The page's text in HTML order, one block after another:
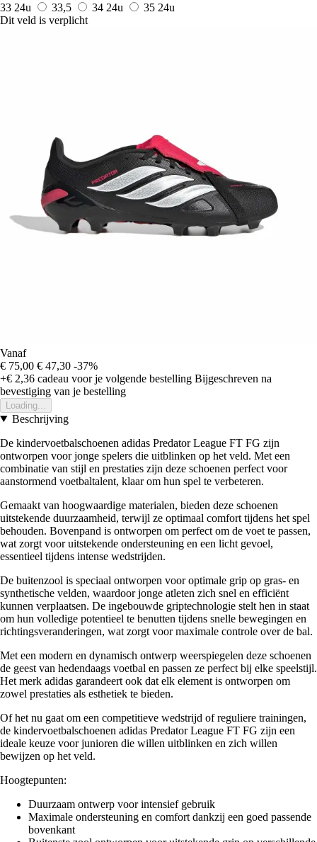
33 24u 33,5 34 24u 35 24u
Dit veld is verplicht
Vanaf
€ 75,00 € 47,30 -37%
+€ 2,36 cadeau voor je volgende bestelling Bijgeschreven na
bevestiging van je bestelling
Loading...
Beschrijving
De kindervoetbalschoenen adidas Predator League FT FG zijn
ontworpen voor jonge spelers die uitblinken op het veld. Met een
combinatie van stijl en prestaties zijn deze schoenen perfect voor
aanstormend voetbaltalent, klaar om hun spel te verbeteren.
Gemaakt van hoogwaardige materialen, bieden deze schoenen
uitstekende duurzaamheid, terwijl ze optimaal comfort tijdens het spel
behouden. Bovenpand is ontworpen om perfect om de voet te passen,
wat zorgt voor uitstekende ondersteuning en een licht gevoel,
essentieel tijdens intense wedstrijden.
De buitenzool is speciaal ontworpen voor optimale grip op gras- en
synthetische velden, waardoor jonge atleten zich snel en efficiënt
kunnen verplaatsen. De ingebouwde griptechnologie stelt hen in staat
om hun volledige potentieel te benutten tijdens snelle bewegingen en
richtingsveranderingen, wat zorgt voor maximale controle over de bal.
Met een modern en dynamisch ontwerp weerspiegelen deze schoenen
de geest van hedendaags voetbal en passen ze perfect bij elke speelstijl.
Het merk adidas garandeert ook dat elk element is ontworpen om
zowel prestaties als esthetiek te bieden.
Of het nu gaat om een competitieve wedstrijd of reguliere trainingen,
de kindervoetbalschoenen adidas Predator League FT FG zijn een
ideale keuze voor junioren die willen uitblinken en zich willen
bewijzen op het veld.
Hoogtepunten:
Duurzaam ontwerp voor intensief gebruik
Maximale ondersteuning en comfort dankzij een goed passende
bovenkant